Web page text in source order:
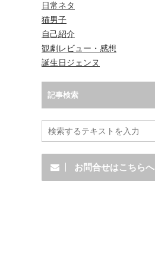
日常ネタ
猫男子
自己紹介
観劇レビュー・感想
誕生日ジェンヌ
記事検索
お問合せはこちらへ